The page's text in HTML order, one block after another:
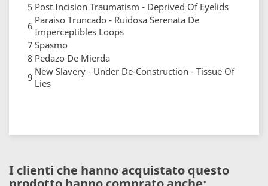
5 Post Incision Traumatism - Deprived Of Eyelids
6 Paraiso Truncado - Ruidosa Serenata De
Imperceptibles Loops
7 Spasmo
8 Pedazo De Mierda
9 New Slavery - Under De-Construction - Tissue Of
Lies
I clienti che hanno acquistato questo